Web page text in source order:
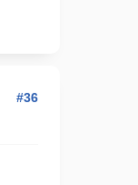
#36